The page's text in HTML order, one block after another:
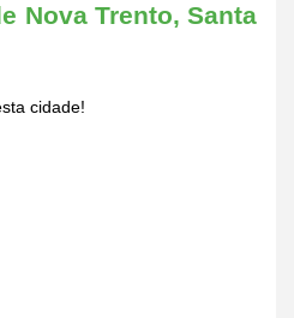
Nova Trento, Santa
cidade!